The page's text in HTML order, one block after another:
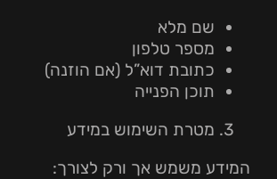
שם מלא
מספר טלפון
כתובת דוא”ל (אם הוזנה)
תוכן הפנייה
מטרת השימוש במידע
המידע משמש אך ורק לצורך: